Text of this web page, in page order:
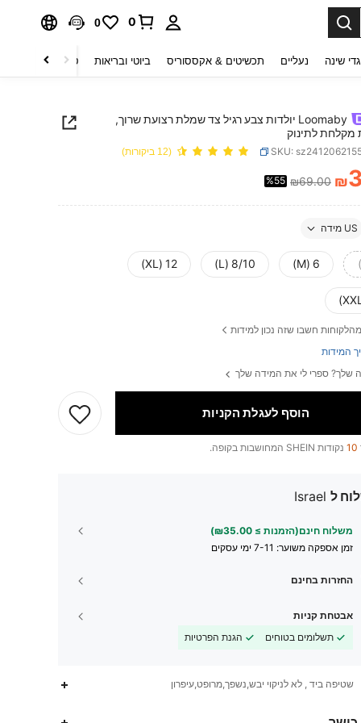
0
0
שינה נעליים תכשיטים & אקססוריס ביוטי ובריאות טקסטיל לבית
Loomaby יולדות צבע רגיל צד שמלת רצועת שרוך,
מקלחת לתינוק
SKU: (12 ביקורות)
PRICE AND ₪
₪69.00
%55
US מידה
6 (M)
8/10 (L)
12 (XL)
מהלקוחות חשבו שזה נכון למידות
המידות
שלך? ספרי לי את המידה שלך
הוסף לעגלת הקניות
10 נקודות SHEIN המחושבות בקופה.
ל Israel
משלוח חינם(הזמנות ≥ ₪35.00)
זמן אספקה ​​משוער: 7-11 ימי עסקים
החזרות בחינם
אבטחת קניות
תשלומים בטוחים
הגנת הפרטיות
שטיפה ביד , לא לניקוי יבש,נשפך,מרופט,עיפרון